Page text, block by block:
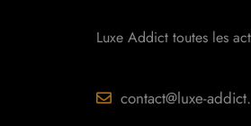
Luxe Addict toutes les
contact@luxe-